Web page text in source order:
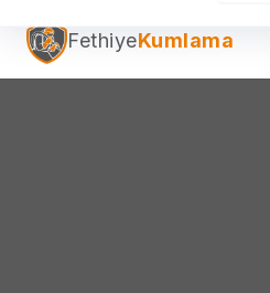
FethiyeKumlama